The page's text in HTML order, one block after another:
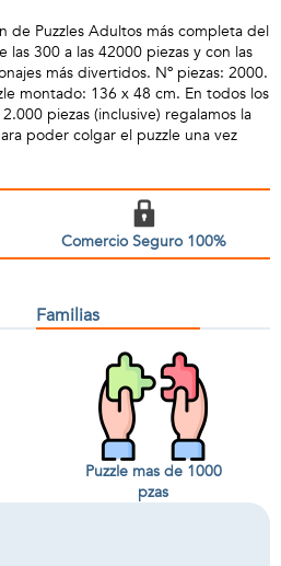
de Puzzles Adultos más completa del
300 a las 42000 piezas y con las
más divertidos. Nº piezas: 2000.
montado: 136 x 48 cm. En todos los
piezas (inclusive) regalamos la
poder colgar el puzzle una vez
Comercio Seguro 100%
Familias
Puzzle mas de 1000
pzas